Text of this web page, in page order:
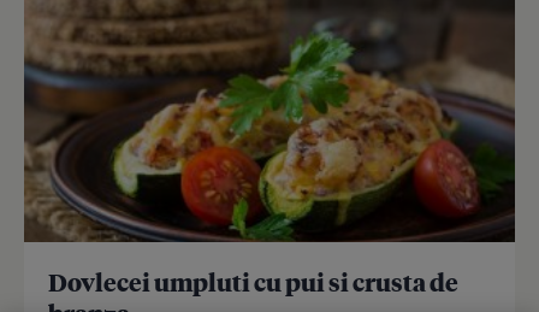
Dovlecei umpluti cu pui si crusta de